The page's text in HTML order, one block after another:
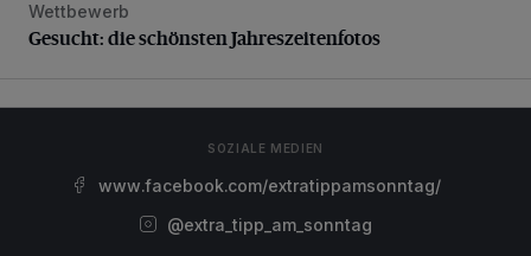
Gesucht: die schönsten Jahreszeitenfotos
Wettbewerb
Gesucht: die schönsten Jahreszeitenfotos
SOZIALE MEDIEN
www.facebook.com/extratippamsonntag/
@extra_tipp_am_sonntag